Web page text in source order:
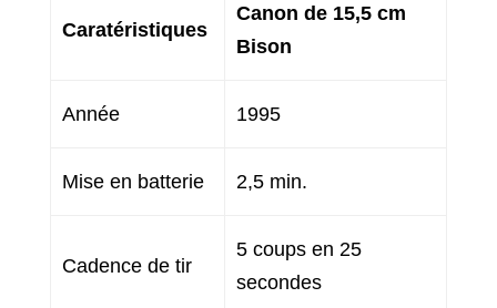
Caratéristiques
Canon de 15,5 cm
Bison
Année 1995
Mise en batterie 2,5 min.
Cadence de tir
5 coups en 25
secondes